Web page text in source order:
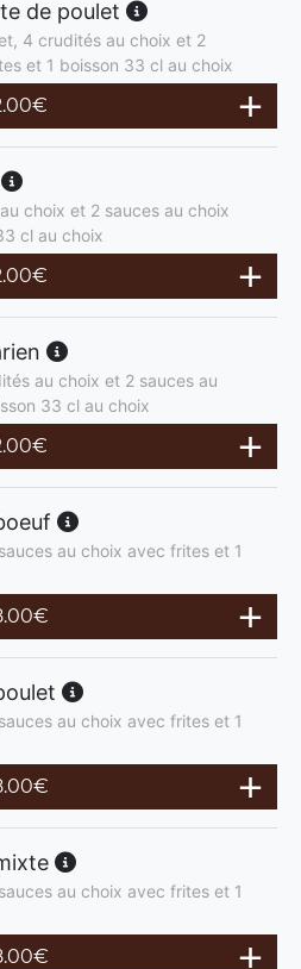
de poulet
4 crudités au choix et 2
et 1 boisson 33 cl au choix
€
choix et 2 sauces au choix
cl au choix
€
au choix et 2 sauces au
33 cl au choix
€
au choix avec frites et 1
€
au choix avec frites et 1
€
au choix avec frites et 1
€